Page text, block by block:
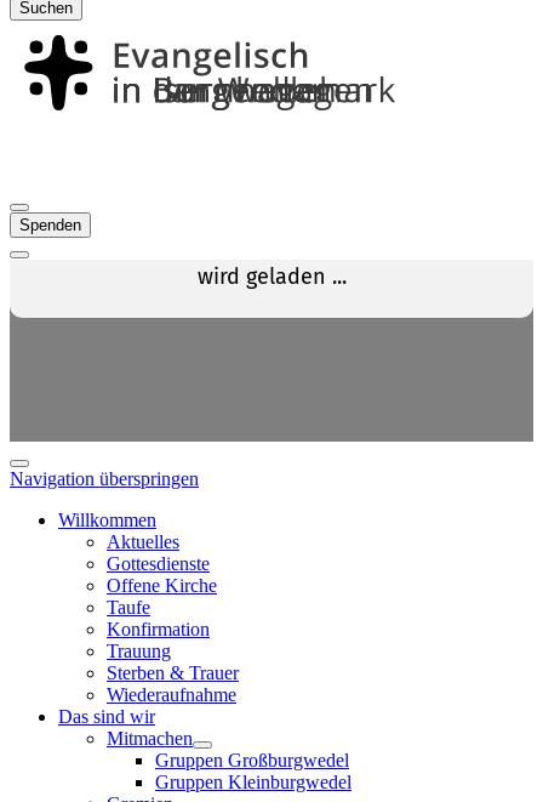
Suchen
Spenden
Navigation überspringen
Willkommen
Aktuelles
Gottesdienste
Offene Kirche
Taufe
Konfirmation
Trauung
Sterben & Trauer
Wiederaufnahme
Das sind wir
Mitmachen
Gruppen Großburgwedel
Gruppen Kleinburgwedel